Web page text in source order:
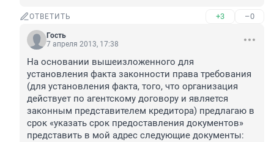
ОТВЕТИТЬ +3 –0
Гость
7 апреля 2013, 17:38
На основании вышеизложенного для
установления факта законности права требования
(для установления факта, того, что организация
действует по агентскому договору и является
законным представителем кредитора) предлагаю в
срок «указать срок предоставления документов»
представить в мой адрес следующие документы: